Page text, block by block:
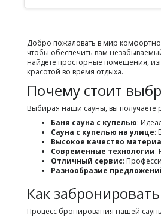
Добро пожаловать в мир
чтобы обеспечить вам
найдете просторные помещения,
красотой во время отдыха.
Почему стоит
Выбирая наши сауны, вы получаете
Баня сауна с купелью:
Сауна с купелью на улице:
Высокое качество
Современные технологии:
Отличный сервис:
Разнообразие
Как
Процесс бронирования нашей